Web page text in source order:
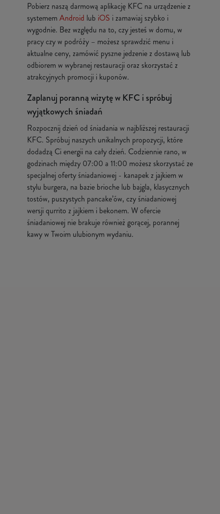
Pobierz naszą darmową aplikację KFC na urządzenie z
systemem Android lub iOS i zamawiaj szybko i
wygodnie. Bez względu na to, czy jesteś w domu, w
pracy czy w podróży – możesz sprawdzić menu i
aktualne ceny, zamówić pyszne jedzenie z dostawą lub
odbiorem w wybranej restauracji oraz skorzystać z
atrakcyjnych promocji i kuponów.
Zaplanuj poranną wizytę w KFC i spróbuj
wyjątkowych śniadań
Rozpocznij dzień od śniadania w najbliższej restauracji
KFC. Spróbuj naszych unikalnych propozycji, które
dodadzą Ci energii na cały dzień. Codziennie rano, w
godzinach między 07:00 a 11:00 możesz skorzystać ze
specjalnej oferty śniadaniowej - kanapek z jajkiem w
stylu burgera, na bazie brioche lub bajgla, klasycznych
tostów, puszystych pancake’ów, czy śniadaniowej
wersji qurrito z jajkiem i bekonem. W ofercie
śniadaniowej nie brakuje również gorącej, porannej
kawy w Twoim ulubionym wydaniu.